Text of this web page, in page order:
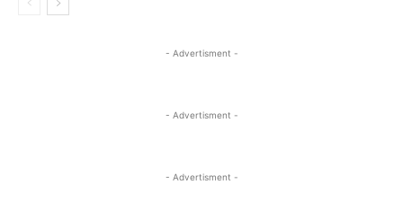
- Advertisment -
- Advertisment -
- Advertisment -